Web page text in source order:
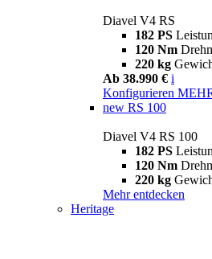
Diavel V4 RS
182 PS
120 Nm
220 kg
Ab 38.990 € i
Konfigurieren
new RS 100
Diavel V4 RS 100
182 PS
120 Nm
220 kg
Mehr entdecken
Heritage